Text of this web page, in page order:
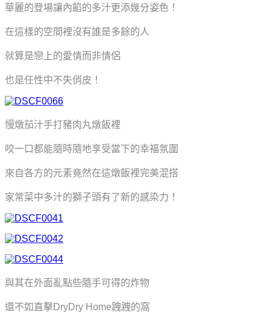
華麗的登場讓內餡的多汁更添幾分姿色！
在這樣的空間裡沒有誰是多餘的人
就算是戀上的愛情而非情侶
也是任性中不失俏皮！
慢燉茄汁手打豬肉丸燉飯裡
咬一口都能隨時隨地享受當下的幸福氛圍
來自各方的元素竟然在這燉飯裡完美混搭
家常菜中多汁的獅子頭有了新的感染力！
與其在外面亂點些隨手可得的炸物
還不如直擊DryDry Home跩跩的窩